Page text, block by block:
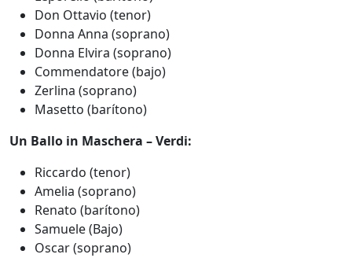
Don Ottavio (tenor)
Donna Anna (soprano)
Donna Elvira (soprano)
Commendatore (bajo)
Zerlina (soprano)
Masetto (barítono)
Un Ballo in Maschera – Verdi:
Riccardo (tenor)
Amelia (soprano)
Renato (barítono)
Samuele (Bajo)
Oscar (soprano)